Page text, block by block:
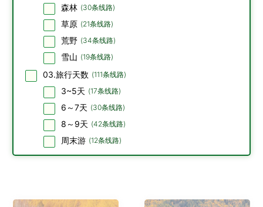
森林 (30条线路)
草原 (21条线路)
荒野 (34条线路)
雪山 (19条线路)
03.旅行天数 (111条线路)
3~5天 (17条线路)
6～7天 (30条线路)
8～9天 (42条线路)
周末游 (12条线路)